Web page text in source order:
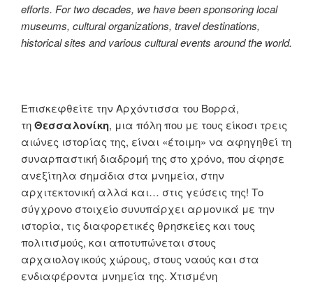
efforts. For two decades, we have been sponsoring local
museums, cultural organizations, travel destinations,
historical sites and various cultural events around the world.
Επισκεφθείτε την Αρχόντισσα του Βορρά,
τηΘεσσαλονίκη, μια πόλη που με τους είκοσι τρεις
αιώνες ιστορίας της, είναι «έτοιμη» να αφηγηθεί τη
συναρπαστική διαδρομή της στο χρόνο, που άφησε
ανεξίτηλα σημάδια στα μνημεία, στην
αρχιτεκτονική αλλά και… στις γεύσεις της! Το
σύγχρονο στοιχείο συνυπάρχει αρμονικά με την
ιστορία, τις διαφορετικές θρησκείες και τους
πολιτισμούς, και αποτυπώνεται στους
αρχαιολογικούς χώρους, στους ναούς και στα
ενδιαφέροντα μνημεία της. Χτισμένη